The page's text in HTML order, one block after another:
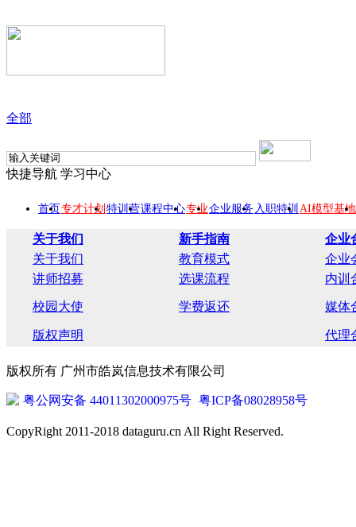
全部
快捷导航 学习中心
首页专才计划 特训营课程中心专业企业服务 入职特训 AI模型基地
关于我们 新手指南
企业
关于我们
教育模式
企业
讲师招募
选课流程 内训
校园大使 学费返还 媒体
版权声明 代理
版权所有 广州市皓岚信息技术有限公司
粤公网安备 44011302000975号 粤ICP备08028958号
CopyRight 2011-2018 dataguru.cn All Right Reserved.